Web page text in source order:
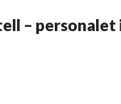
– personalet